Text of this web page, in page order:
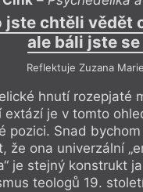
odborné sekce.
České
publikací. V rámci
festivaly se službou
jste chtěli vědět
ale báli jste
Reflektuje Zuzana
hnutí rozepjaté
extází je v tomto
pozici. Snad
že ona univerzální
je stejný konstrukt
teologů 19.